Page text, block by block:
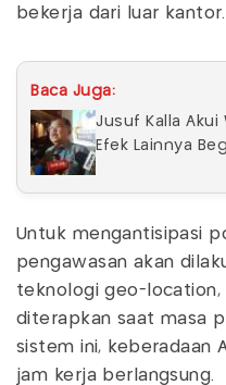
bekerja dari luar kantor.
Baca Juga:
Jusuf Kalla Akui
Efek Lainnya
Untuk mengantisipasi
pengawasan akan
teknologi geo-
diterapkan saat masa
sistem ini, keberadaan
jam kerja berlangsung.